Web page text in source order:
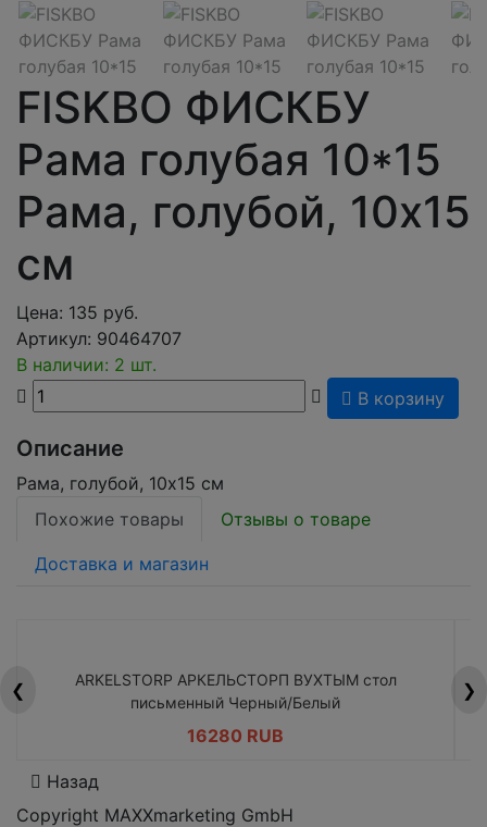
FISKBO ФИСКБУ
Рама голубая 10*15
Рама, голубой, 10x15
см
Цена: 135 руб.
Артикул: 90464707
В наличии: 2 шт.
В корзину
Описание
Рама, голубой, 10x15 см
Похожие товары
Отзывы о товаре
Доставка и магазин
❮
ARKELSTORP АРКЕЛЬСТОРП ВУХТЫМ стол
письменный Черный/Белый
16280 RUB
❯
Назад
Copyright MAXXmarketing GmbH